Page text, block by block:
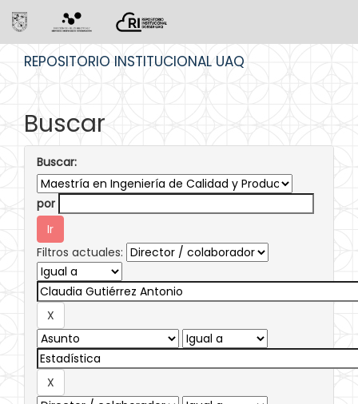
REPOSITORIO INSTITUCIONAL UAQ
Buscar
Buscar:
por
Filtros actuales: